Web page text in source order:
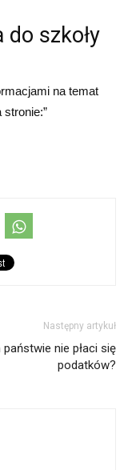
szkoły
na temat
Następny artykuł
państwie nie płaci się
podatków?